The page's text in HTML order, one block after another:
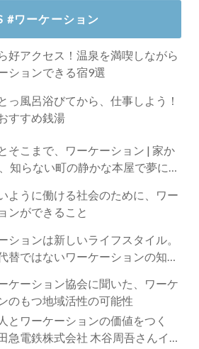
#ワーケーション
好アクセス！温泉を満喫しながら
ションできる宿9選
っ風呂浴びてから、仕事しよう！
すすめ銭湯
そこまで、ワーケーション | 家か
知らない町の静かな本屋で夢に近
ように働ける社会のために、ワー
ンができること
ションは新しいライフスタイル。
替ではないワーケーションの知ら
ケーション協会に聞いた、ワーケ
のもつ地域活性の可能性
とワーケーションの価値をつく
急電鉄株式会社 木谷周吾さんイン